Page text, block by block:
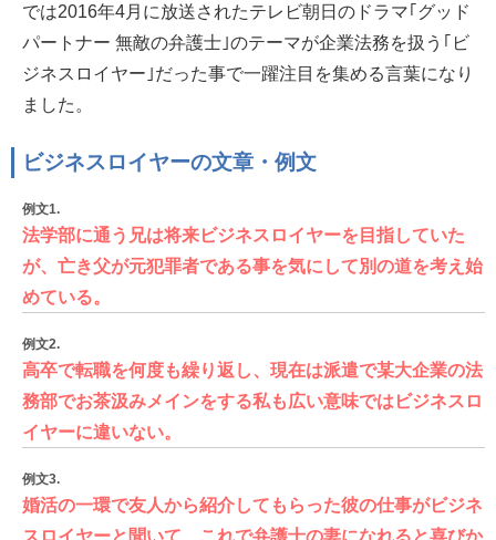
では2016年4月に放送されたテレビ朝日のドラマ｢グッド
パートナー 無敵の弁護士｣のテーマが企業法務を扱う｢ビ
ジネスロイヤー｣だった事で一躍注目を集める言葉になり
ました。
ビジネスロイヤーの文章・例文
例文1.
法学部に通う兄は将来ビジネスロイヤーを目指していた
が、亡き父が元犯罪者である事を気にして別の道を考え始
めている。
例文2.
高卒で転職を何度も繰り返し、現在は派遣で某大企業の法
務部でお茶汲みメインをする私も広い意味ではビジネスロ
イヤーに違いない。
例文3.
婚活の一環で友人から紹介してもらった彼の仕事がビジネ
スロイヤーと聞いて、これで弁護士の妻になれると喜びか